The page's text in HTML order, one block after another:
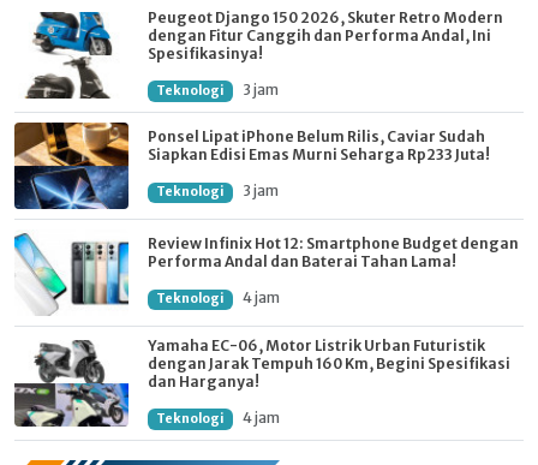
Peugeot Django 150 2026, Skuter Retro Modern
dengan Fitur Canggih dan Performa Andal, Ini
Spesifikasinya!
Teknologi 3 jam
Ponsel Lipat iPhone Belum Rilis, Caviar Sudah
Siapkan Edisi Emas Murni Seharga Rp233 Juta!
Teknologi 3 jam
Review Infinix Hot 12: Smartphone Budget dengan
Performa Andal dan Baterai Tahan Lama!
Teknologi 4 jam
Yamaha EC-06, Motor Listrik Urban Futuristik
dengan Jarak Tempuh 160 Km, Begini Spesifikasi
dan Harganya!
Teknologi 4 jam